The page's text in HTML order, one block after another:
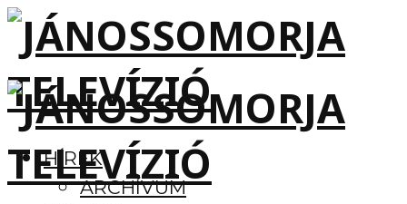
HÍREK
ARCHÍVUM